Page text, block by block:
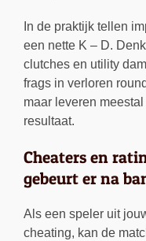
In de praktijk tellen
een nette K – D.
clutches en utility
frags in verloren
maar leveren
resultaat.
Cheaters en
gebeurt er na
Als een speler uit
cheating, kan de